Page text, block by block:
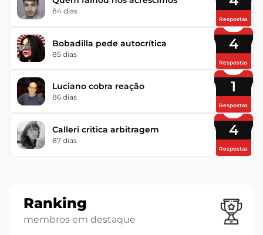
84 dias
Respostas
Bobadilla pede autocrítica
85 dias
4
Respostas
Luciano cobra reação
86 dias
1
Respostas
Calleri critica arbitragem
87 dias
4
Respostas
Ranking
membros em destaque